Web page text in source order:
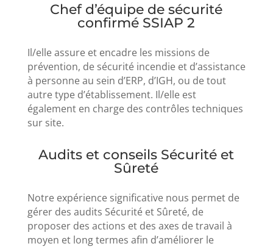
Chef d’équipe de sécurité
confirmé SSIAP 2
Il/elle assure et encadre les missions de
prévention, de sécurité incendie et d’assistance
à personne au sein d’ERP, d’IGH, ou de tout
autre type d’établissement. Il/elle est
également en charge des contrôles techniques
sur site.
Audits et conseils Sécurité et
Sûreté
Notre expérience significative nous permet de
gérer des audits Sécurité et Sûreté, de
proposer des actions et des axes de travail à
moyen et long termes afin d’améliorer le